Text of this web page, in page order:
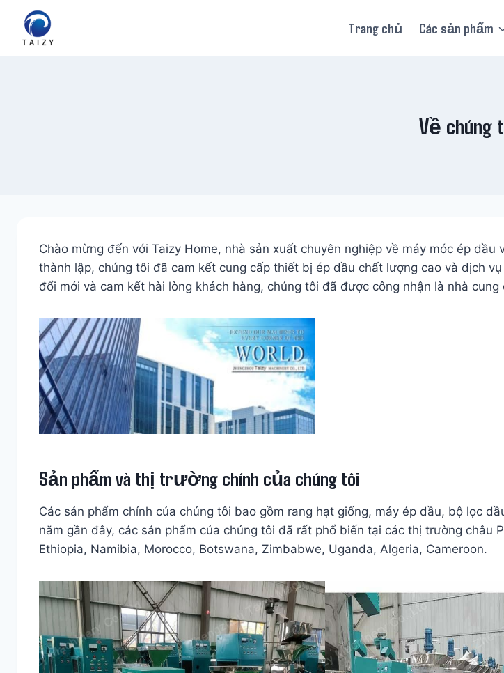
content
Trang chủ Các sản phẩm
Về chúng
Chào mừng đến với Taizy Home, nhà sản xuất chuyên nghiệp về máy móc ép
thành lập, chúng tôi đã cam kết cung cấp thiết bị ép dầu chất lượng cao và dịch
đổi mới và cam kết hài lòng khách hàng, chúng tôi đã được công nhận là nhà
Sản phẩm và thị trường chính của chúng tôi
Các sản phẩm chính của chúng tôi bao gồm rang hạt giống, máy ép dầu, bộ lọc
năm gần đây, các sản phẩm của chúng tôi đã rất phổ biến tại các thị trường châu
Ethiopia, Namibia, Morocco, Botswana, Zimbabwe, Uganda, Algeria, Cameroon.